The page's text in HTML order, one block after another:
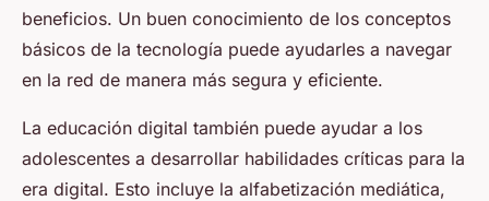
beneficios. Un buen conocimiento de los conceptos
básicos de la tecnología puede ayudarles a navegar
en la red de manera más segura y eficiente.
La educación digital también puede ayudar a los
adolescentes a desarrollar habilidades críticas para la
era digital. Esto incluye la alfabetización mediática,